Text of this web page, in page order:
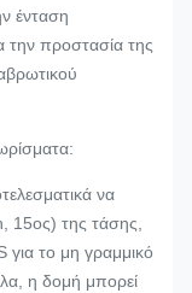
ένταση
την προστασία της
να
15ος) της τάσης,
για το μη γραμμικό
η δομή μπορεί